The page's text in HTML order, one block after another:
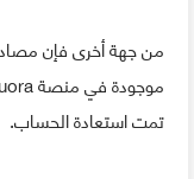
تمت استعادة الحساب.